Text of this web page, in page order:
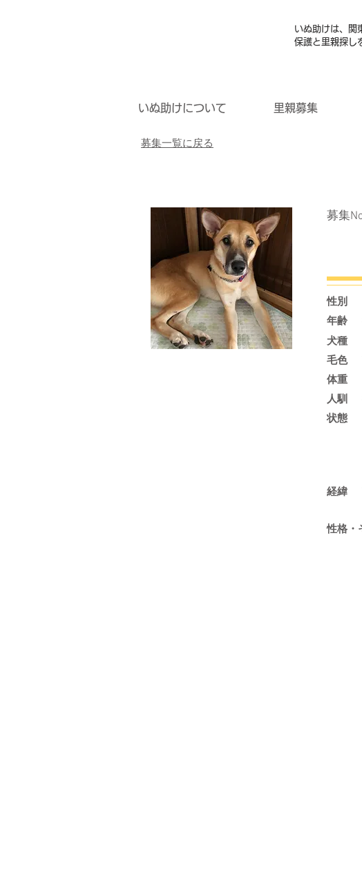
いぬ助けは、関
保護と里親探し
いぬ助けについて 里親募集
募集一覧に戻る
募集
性別
年齢
​犬種
​毛色
体重
人馴
状態
​経緯
性格・